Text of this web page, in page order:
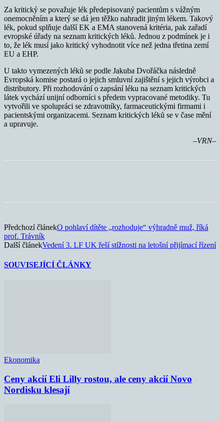
Za kritický se považuje lék předepisovaný pacientům s vážným
onemocněním a který se dá jen těžko nahradit jiným lékem. Takový
lék, pokud splňuje další EK a EMA stanovená kritéria, pak zařadí
evropské úřady na seznam kritických léků. Jednou z podmínek je i
to, že lék musí jako kritický vyhodnotit více než jedna třetina zemí
EU a EHP.
U takto vymezených léků se podle Jakuba Dvořáčka následně
Evropská komise postará o jejich smluvní zajištění s jejich výrobci a
distributory. Při rozhodování o zapsání léku na seznam kritických
látek vychází unijní odborníci s předem vypracované metodiky. Tu
vytvořili ve spolupráci se zdravotníky, farmaceutickými firmami i
pacientskými organizacemi. Seznam kritických léků se v čase mění
a upravuje.
–VRN–
Předchozí článekO pohlaví dítěte „rozhoduje“ výhradně muž, říká
prof. Trávník
Další článekVedení 3. LF UK řeší stížnosti na letošní přijímací řízení
SOUVISEJÍCÍ ČLÁNKY
Ekonomika
Ceny akcií Eli Lilly rostou, ale ceny akcií Novo
Nordisku klesají